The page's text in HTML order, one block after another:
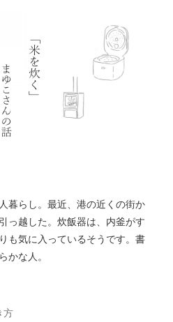
暮らし。最近、港の近くの街か
っ越した。炊飯器は、内釜がす
も気に入っているそうです。書
かな人。
方